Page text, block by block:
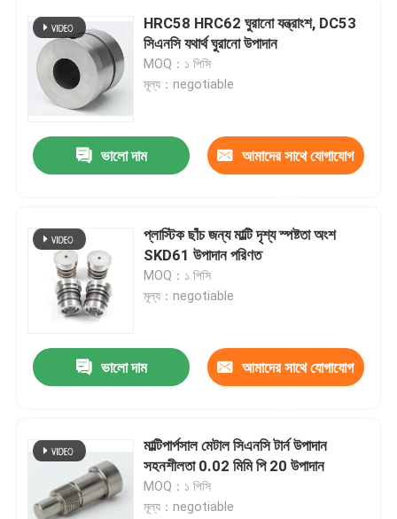
HRC58 HRC62 ঘুরানো যন্ত্রাংশ, DC53
সিএনসি যথার্থ ঘুরানো উপাদান
MOQ：১ পিসি
মূল্য：negotiable
ভালো দাম আমাদের সাথে যোগাযোগ
প্লাস্টিক ছাঁচ জন্য মাল্টি দৃশ্য স্পষ্টতা অংশ
SKD61 উপাদান পরিণত
MOQ：১ পিসি
মূল্য：negotiable
ভালো দাম আমাদের সাথে যোগাযোগ
মাল্টিপার্পসাল মেটাল সিএনসি টার্ন উপাদান
সহনশীলতা 0.02 মিমি পি 20 উপাদান
MOQ：১ পিসি
মূল্য：negotiable